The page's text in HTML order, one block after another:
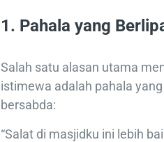
1. Pahala yang
Salah satu alasan utama
istimewa adalah pahala
bersabda:
“Salat di masjidku ini lebih